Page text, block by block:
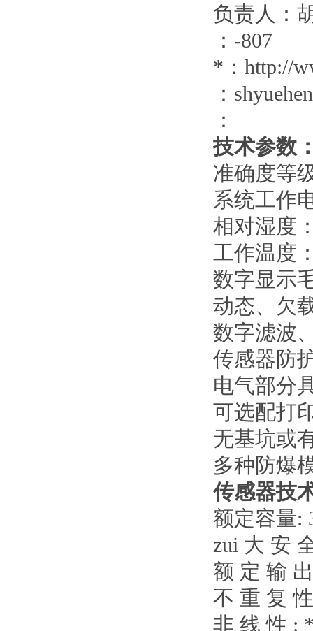
负责人：
： -807
*： http://
：
：
技术参数
准确度等
系统工作
相对湿度
工作温度
数字显示
动态、欠
数字滤波
传感器防
电气部分
可选配打
无基坑或
多种防爆
传感器技
额定容量:
zui 大 安
额 定 输
不 重 复
非 线 性 :